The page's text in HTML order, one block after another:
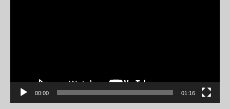
00:00 01:16